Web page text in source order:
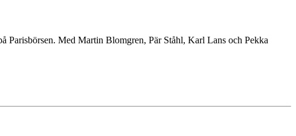
Parisbörsen. Med Martin Blomgren, Pär Ståhl, Karl Lans och Pekka